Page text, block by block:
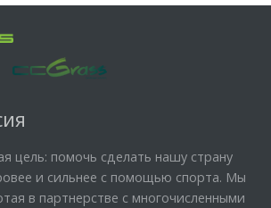
цель: помочь сделать нашу страну
и сильнее с помощью спорта. Мы
в партнерстве с многочисленными